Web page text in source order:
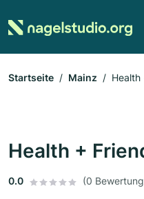
Startseite Mainz Health
Health +
0.0 (0